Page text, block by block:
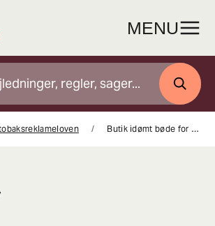
MENU
SØG
Butik idømt bøde for overtrædelse af tobaksreklameloven